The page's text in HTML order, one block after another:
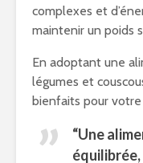
complexes et
maintenir un poids
En adoptant une
légumes et
bienfaits pour
“Une